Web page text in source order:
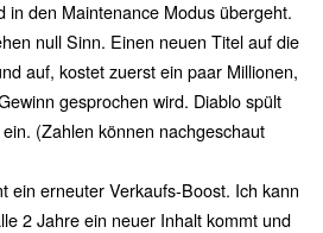
in den Maintenance Modus übergeht.
null Sinn. Einen neuen Titel auf die
auf, kostet zuerst ein paar Millionen,
gesprochen wird. Diablo spült
(Zahlen können nachgeschaut
ein erneuter Verkaufs-Boost. Ich kann
2 Jahre ein neuer Inhalt kommt und